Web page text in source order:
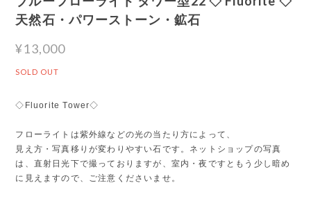
天然石・パワーストーン・鉱石
¥13,000
SOLD OUT
◇Fluorite Tower◇
フローライトは紫外線などの光の当たり方によって、
見え方・写真移りが変わりやすい石です。ネットショップの写真
は、直射日光下で撮っておりますが、室内・夜ですともう少し暗め
に見えますので、ご注意くださいませ。